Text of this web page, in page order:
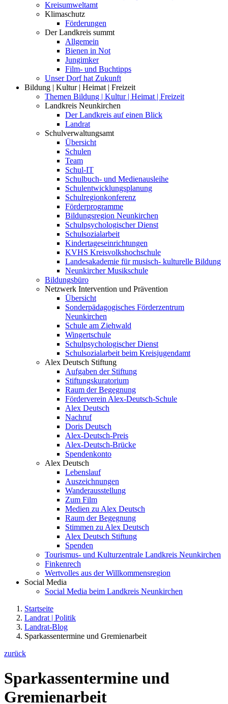
Kreisumweltamt
Klimaschutz
Förderungen
Der Landkreis summt
Allgemein
Bienen in Not
Jungimker
Film- und Buchtipps
Unser Dorf hat Zukunft
Bildung | Kultur | Heimat | Freizeit
Themen Bildung | Kultur | Heimat | Freizeit
Landkreis Neunkirchen
Der Landkreis auf einen Blick
Landrat
Schulverwaltungsamt
Übersicht
Schulen
Team
Schul-IT
Schulbuch- und Medienausleihe
Schulentwicklungsplanung
Schulregionkonferenz
Förderprogramme
Bildungsregion Neunkirchen
Schulpsychologischer Dienst
Schulsozialarbeit
Kindertageseinrichtungen
KVHS Kreisvolkshochschule
Landesakademie für musisch- kulturelle Bildung
Neunkircher Musikschule
Bildungsbüro
Netzwerk Intervention und Prävention
Übersicht
Sonderpädagogisches Förderzentrum
Neunkirchen
Schule am Ziehwald
Wingertschule
Schulpsychologischer Dienst
Schulsozialarbeit beim Kreisjugendamt
Alex Deutsch Stiftung
Aufgaben der Stiftung
Stiftungskuratorium
Raum der Begegnung
Förderverein Alex-Deutsch-Schule
Alex Deutsch
Nachruf
Doris Deutsch
Alex-Deutsch-Preis
Alex-Deutsch-Brücke
Spendenkonto
Alex Deutsch
Lebenslauf
Auszeichnungen
Wanderausstellung
Zum Film
Medien zu Alex Deutsch
Raum der Begegnung
Stimmen zu Alex Deutsch
Alex Deutsch Stiftung
Spenden
Tourismus- und Kulturzentrale Landkreis Neunkirchen
Finkenrech
Wertvolles aus der Willkommensregion
Social Media
Social Media beim Landkreis Neunkirchen
Startseite
Landrat | Politik
Landrat-Blog
Sparkassentermine und Gremienarbeit
zurück
Sparkassentermine und
Gremienarbeit